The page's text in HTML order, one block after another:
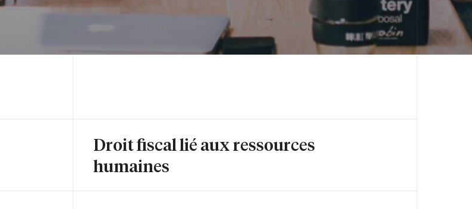
Droit fiscal lié aux ressources
humaines